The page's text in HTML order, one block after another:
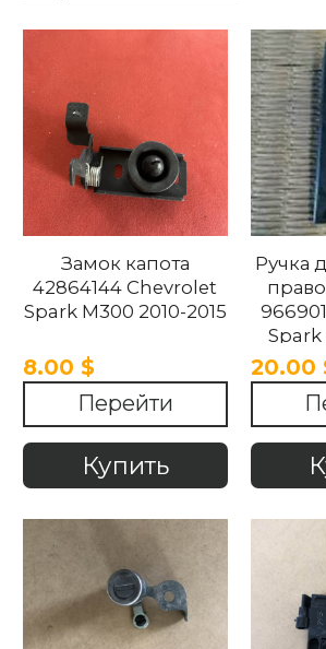
Замок капота
42864144 Chevrolet
Spark M300 2010-2015
8.00 $
Перейти
Купить
Ручка
20.00